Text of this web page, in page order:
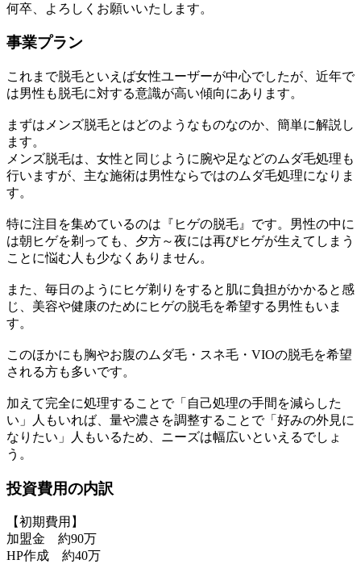
何卒、よろしくお願いいたします。
事業プラン
これまで脱毛といえば女性ユーザーが中心でしたが、近年で
は男性も脱毛に対する意識が高い傾向にあります。
まずはメンズ脱毛とはどのようなものなのか、簡単に解説し
ます。
メンズ脱毛は、女性と同じように腕や足などのムダ毛処理も
行いますが、主な施術は男性ならではのムダ毛処理になりま
す。
特に注目を集めているのは『ヒゲの脱毛』です。男性の中に
は朝ヒゲを剃っても、夕方～夜には再びヒゲが生えてしまう
ことに悩む人も少なくありません。
また、毎日のようにヒゲ剃りをすると肌に負担がかかると感
じ、美容や健康のためにヒゲの脱毛を希望する男性もいま
す。
このほかにも胸やお腹のムダ毛・スネ毛・VIOの脱毛を希望
される方も多いです。
加えて完全に処理することで「自己処理の手間を減らした
い」人もいれば、量や濃さを調整することで「好みの外見に
なりたい」人もいるため、ニーズは幅広いといえるでしょ
う。
投資費用の内訳
【初期費用】
加盟金 約90万
HP作成 約40万